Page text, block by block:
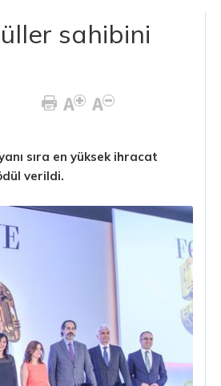
sahibini
sıra en yüksek ihracat
verildi.